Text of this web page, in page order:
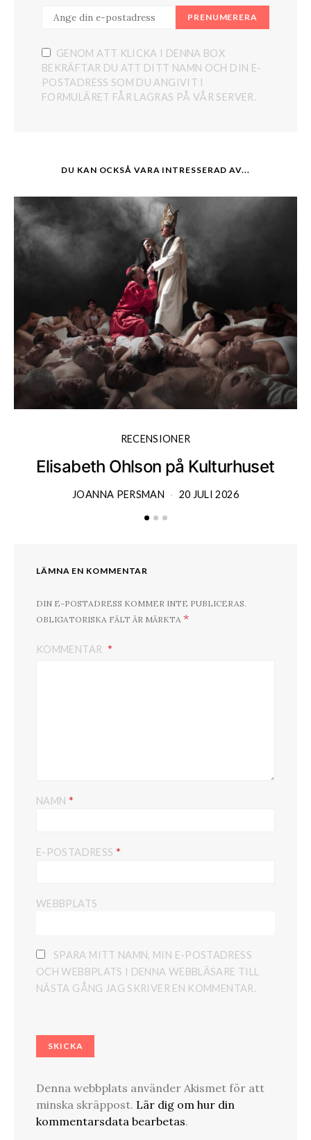
PRENUMERERA
GENOM ATT KLICKA I DENNA BOX
BEKRÄFTAR DU ATT DITT NAMN OCH DIN E-
POSTADRESS SOM DU ANGIVIT I
FORMULÄRET FÅR LAGRAS PÅ VÅR SERVER.
DU KAN OCKSÅ VARA INTRESSERAD AV...
RECENSIONER
Elisabeth Ohlson på Kulturhuset
JOANNA PERSMAN 20 JULI 2026
LÄMNA EN KOMMENTAR
DIN E-POSTADRESS KOMMER INTE PUBLICERAS.
OBLIGATORISKA FÄLT ÄR MÄRKTA *
KOMMENTAR
NAMN *
E-POSTADRESS *
WEBBPLATS
SPARA MITT NAMN, MIN E-POSTADRESS
OCH WEBBPLATS I DENNA WEBBLÄSARE TILL
NÄSTA GÅNG JAG SKRIVER EN KOMMENTAR.
Denna webbplats använder Akismet för att
minska skräppost. Lär dig om hur din
kommentarsdata bearbetas.